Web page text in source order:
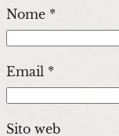
Nome *
Email *
Sito web